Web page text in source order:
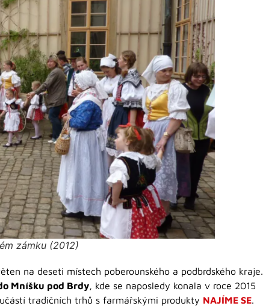
zámku (2012)
na deseti místech poberounského a podbrdského kraje.
Mníšku pod Brdy, kde se naposledy konala v roce 2015
tradičních trhů s farmářskými produkty NAJÍME SE.